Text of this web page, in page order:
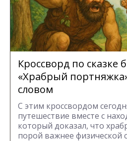
Кроссворд по сказке
«Храбрый
словом
С этим кроссвордом
путешествие вместе с
который доказал, что
порой важнее физической